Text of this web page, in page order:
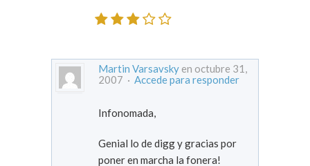
Martin Varsavsky en octubre 31,
2007 · Accede para responder
Infonomada,
Genial lo de digg y gracias por
poner en marcha la fonera!